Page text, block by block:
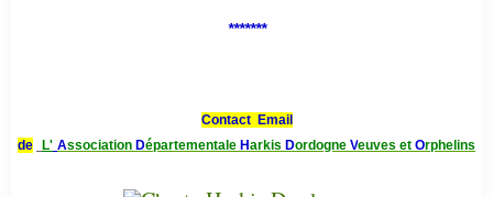
*******
Contact Email
de
L' Association Départementale Harkis Dordogne Veuves et Orphelins